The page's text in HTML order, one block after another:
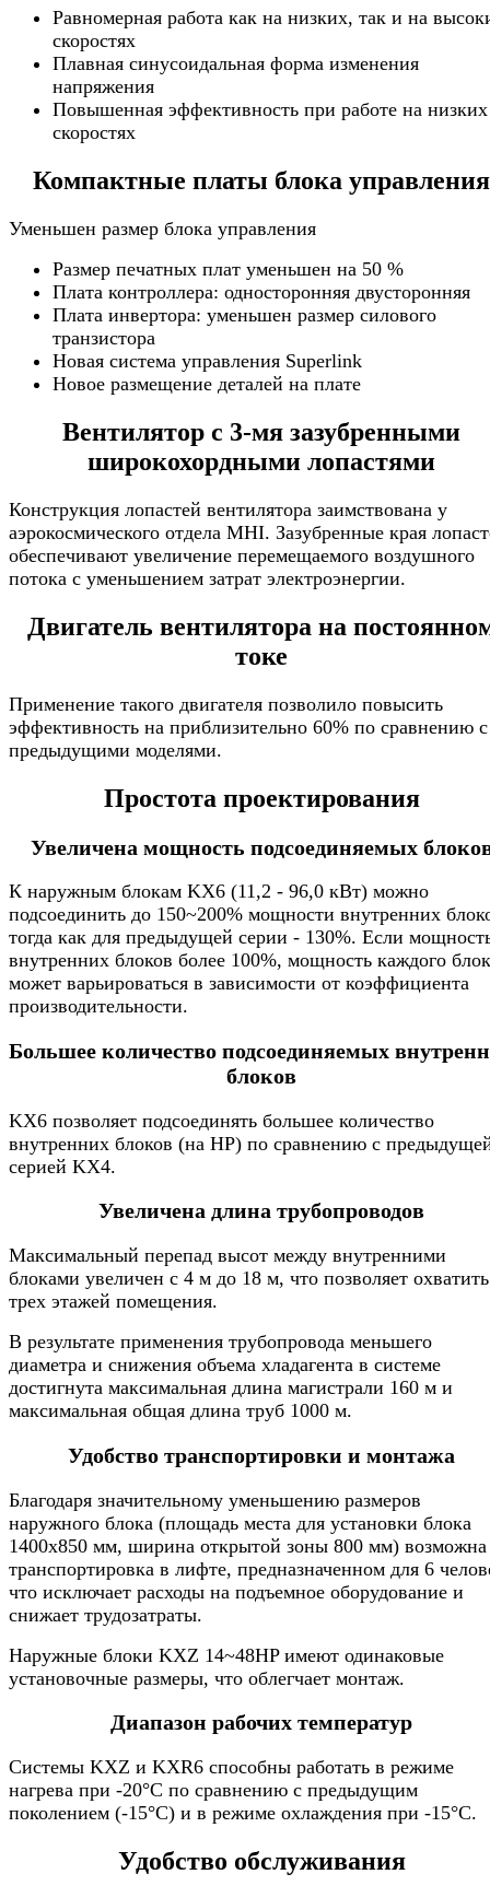
Равномерная работа как на низких, так и на
скоростях
Плавная синусоидальная форма изменения
напряжения
Повышенная эффективность при работе на низких
скоростях
Компактные платы блока управления
Уменьшен размер блока управления
Размер печатных плат уменьшен на 50 %
Плата контроллера: односторонняя двусторонняя
Плата инвертора: уменьшен размер силового
транзистора
Новая система управления Superlink
Новое размещение деталей на плате
Вентилятор с 3-мя зазубренными
широкохордными лопастями
Конструкция лопастей вентилятора заимствована у
аэрокосмического отдела MHI. Зазубренные края
обеспечивают увеличение перемещаемого воздушного
потока с уменьшением затрат электроэнергии.
Двигатель вентилятора на
токе
Применение такого двигателя позволило повысить
эффективность на приблизительно 60% по сравнению с
предыдущими моделями.
Простота проектирования
Увеличена мощность подсоединяемых
К наружным блокам KX6 (11,2 - 96,0 кВт) можно
подсоединить до 150~200% мощности внутренних
тогда как для предыдущей серии - 130%. Если
внутренних блоков более 100%, мощность каждого
может варьироваться в зависимости от коэффициента
производительности.
Большее количество подсоединяемых
блоков
KX6 позволяет подсоединять большее количество
внутренних блоков (на НР) по сравнению с
серией KX4.
Увеличена длина трубопроводов
Максимальный перепад высот между внутренними
блоками увеличен с 4 м до 18 м, что позволяет
трех этажей помещения.
В результате применения трубопровода меньшего
диаметра и снижения объема хладагента в системе
достигнута максимальная длина магистрали 160 м и
максимальная общая длина труб 1000 м.
Удобство транспортировки и монтажа
Благодаря значительному уменьшению размеров
наружного блока (площадь места для установки блока
1400x850 мм, ширина открытой зоны 800 мм) возможна
транспортировка в лифте, предназначенном для 6
что исключает расходы на подъемное оборудование и
снижает трудозатраты.
Наружные блоки KXZ 14~48HP имеют одинаковые
установочные размеры, что облегчает монтаж.
Диапазон рабочих температур
Системы KXZ и KXR6 способны работать в режиме
нагрева при -20°С по сравнению с предыдущим
поколением (-15°С) и в режиме охлаждения при -15°С.
Удобство обслуживания